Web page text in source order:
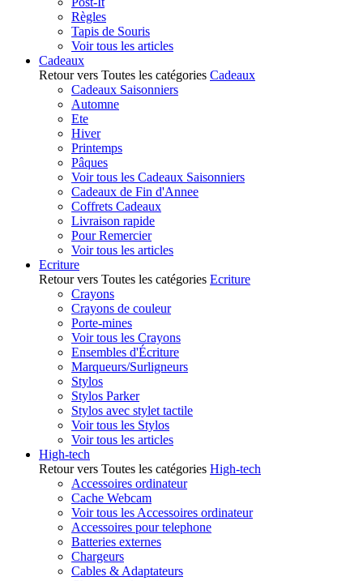
Règles
Tapis de Souris
Voir tous les articles
Cadeaux
Retour vers Toutes les catégories Cadeaux
Cadeaux Saisonniers
Automne
Ete
Hiver
Printemps
Pâques
Voir tous les Cadeaux Saisonniers
Cadeaux de Fin d'Annee
Coffrets Cadeaux
Livraison rapide
Pour Remercier
Voir tous les articles
Ecriture
Retour vers Toutes les catégories Ecriture
Crayons
Crayons de couleur
Porte-mines
Voir tous les Crayons
Ensembles d'Écriture
Marqueurs/Surligneurs
Stylos
Stylos Parker
Stylos avec stylet tactile
Voir tous les Stylos
Voir tous les articles
High-tech
Retour vers Toutes les catégories High-tech
Accessoires ordinateur
Cache Webcam
Voir tous les Accessoires ordinateur
Accessoires pour telephone
Batteries externes
Chargeurs
Cables & Adaptateurs